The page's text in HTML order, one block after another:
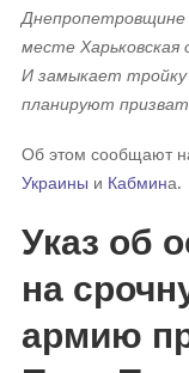
Днепропетровщине
месте Харьковская
И замыкает тройку
планируют
Об этом сообщают
Украины и Кабмина.
Указ об
на
армию